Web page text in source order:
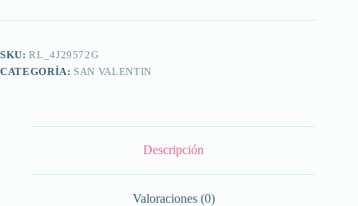
SKU:RL_4J29572G
CATEGORÍA: SAN VALENTIN
Descripción
Valoraciones (0)